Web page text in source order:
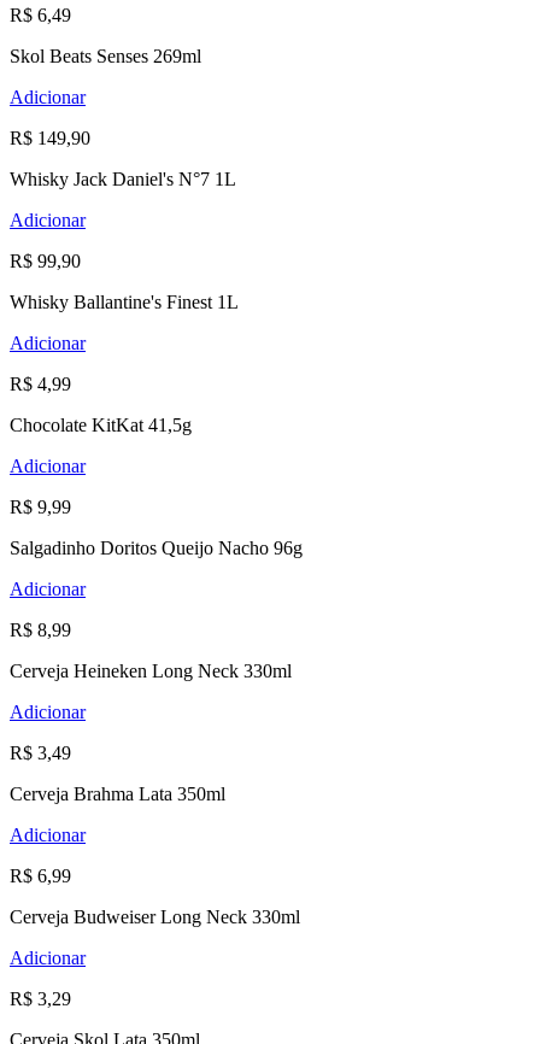
R$ 6,49
Skol Beats Senses 269ml
Adicionar
R$ 149,90
Whisky Jack Daniel's N°7 1L
Adicionar
R$ 99,90
Whisky Ballantine's Finest 1L
Adicionar
R$ 4,99
Chocolate KitKat 41,5g
Adicionar
R$ 9,99
Salgadinho Doritos Queijo Nacho 96g
Adicionar
R$ 8,99
Cerveja Heineken Long Neck 330ml
Adicionar
R$ 3,49
Cerveja Brahma Lata 350ml
Adicionar
R$ 6,99
Cerveja Budweiser Long Neck 330ml
Adicionar
R$ 3,29
Cerveja Skol Lata 350ml